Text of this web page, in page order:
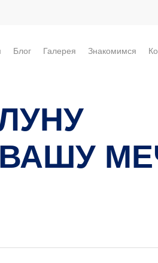
Блог Галерея Знакомимся